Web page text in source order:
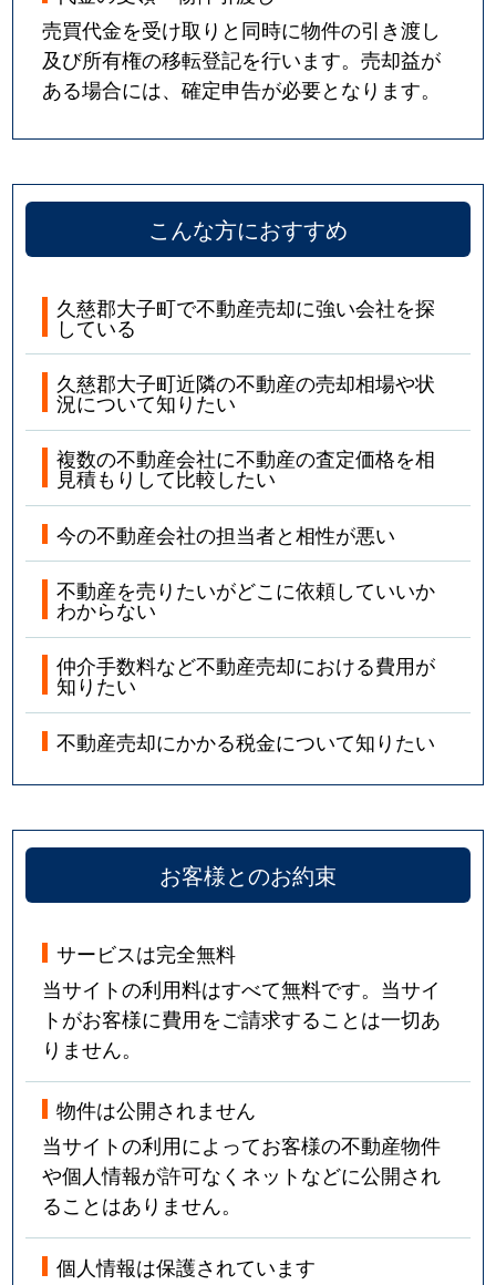
売買代金を受け取りと同時に物件の引き渡し
及び所有権の移転登記を行います。売却益が
ある場合には、確定申告が必要となります。
こんな方におすすめ
久慈郡大子町で不動産売却に強い会社を探
している
久慈郡大子町近隣の不動産の売却相場や状
況について知りたい
複数の不動産会社に不動産の査定価格を相
見積もりして比較したい
今の不動産会社の担当者と相性が悪い
不動産を売りたいがどこに依頼していいか
わからない
仲介手数料など不動産売却における費用が
知りたい
不動産売却にかかる税金について知りたい
お客様とのお約束
サービスは完全無料
当サイトの利用料はすべて無料です。当サイ
トがお客様に費用をご請求することは一切あ
りません。
物件は公開されません
当サイトの利用によってお客様の不動産物件
や個人情報が許可なくネットなどに公開され
ることはありません。
個人情報は保護されています